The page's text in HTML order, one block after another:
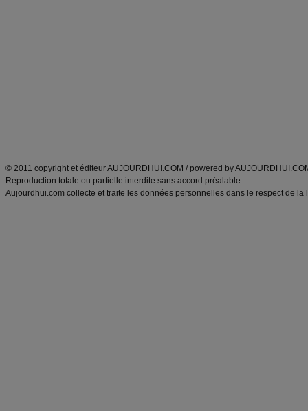
© 2011 copyright et éditeur AUJOURDHUI.COM / powered by
Reproduction totale ou partielle interdite sans accord préalable.
Aujourdhui.com collecte et traite les données personnelles dans le respect de